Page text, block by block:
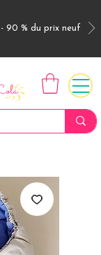
90 % du prix neuf